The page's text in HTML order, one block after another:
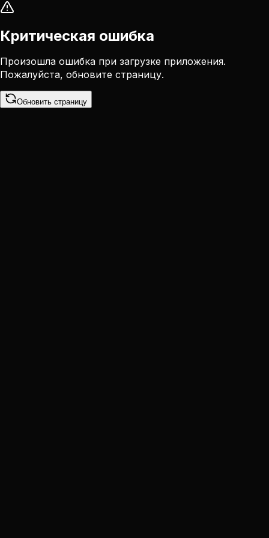
Критическая ошибка
Произошла ошибка при загрузке приложения.
Пожалуйста, обновите страницу.
Обновить страницу